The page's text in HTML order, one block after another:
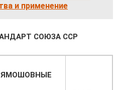
и применение
СОЮЗА ССР